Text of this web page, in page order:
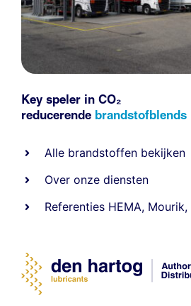
Key speler in CO₂
reducerende brandstofblends
Alle brandstoffen bekijken
Over onze diensten
Referenties HEMA, Mourik,